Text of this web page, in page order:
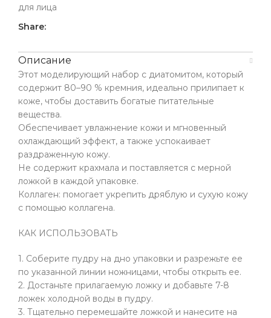
для лица
Share:
Описание
Этот моделирующий набор с диатомитом, который
содержит 80–90 % кремния, идеально прилипает к
коже, чтобы доставить богатые питательные
вещества.
Обеспечивает увлажнение кожи и мгновенный
охлаждающий эффект, а также успокаивает
раздраженную кожу.
Не содержит крахмала и поставляется с мерной
ложкой в ​​каждой упаковке.
Коллаген: помогает укрепить дряблую и сухую кожу
с помощью коллагена.
КАК ИСПОЛЬЗОВАТЬ
1. Соберите пудру на дно упаковки и разрежьте ее
по указанной линии ножницами, чтобы открыть ее.
2. Достаньте прилагаемую ложку и добавьте 7-8
ложек холодной воды в пудру.
3. Тщательно перемешайте ложкой и нанесите на